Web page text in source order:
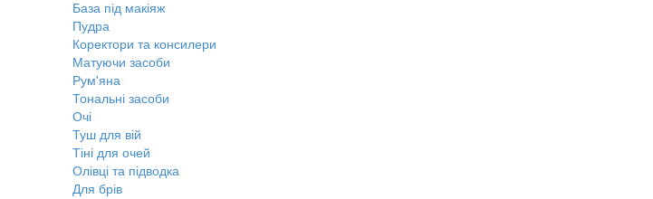
База під макіяж
Пудра
Коректори та консилери
Матуючи засоби
Рум'яна
Тональні засоби
Очі
Туш для вій
Тіні для очей
Олівці та підводка
Для брів